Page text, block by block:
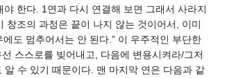
한다. 1연과 다시 연결해 보면 그래서 사라지
창조의 과정은 끝이 나지 않는 것이어서, 이미
도 멈추어서는 안 된다.” 이 우주적인 부단한
스스로를 빚어내고, 다음에 변용시켜라/그저
수 있기 때문이다. 맨 마지막 연은 다음과 같